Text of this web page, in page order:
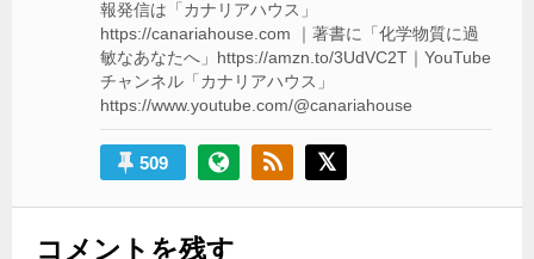
報発信は「カナリアハウス」
https://canariahouse.com ｜著書に「化学物質に過
敏なあなたへ」https://amzn.to/3UdVC2T｜YouTube
チャンネル「カナリアハウス」
https://www.youtube.com/@canariahouse
509
コメントを残す